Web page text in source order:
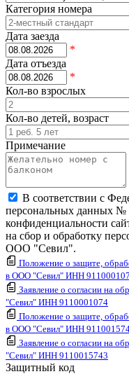
Категория номера
Дата заезда
*
Дата отъезда
*
Кол-во взрослых
Кол-во детей, возраст
Примечание
В соответствии с
персональных данных №
конфиденциальности
на сбор и обработку
ООО "Севил".
Положение о защите,
в ООО "Севил" ИНН
Заявление о согласии на
"Севил" ИНН 9110001074
Положение о защите,
в ООО "Севил" ИНН
Заявление о согласии на
"Севил" ИНН 9110015743
Защитный код